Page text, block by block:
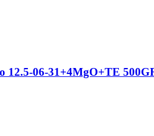
12.5-06-31+4MgO+TE